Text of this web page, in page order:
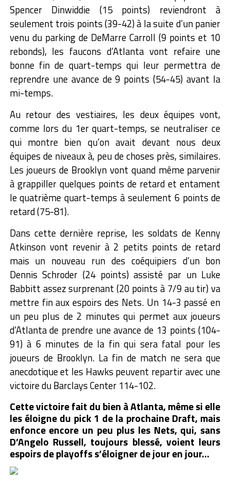
Spencer Dinwiddie (15 points) reviendront à
seulement trois points (39-42) à la suite d’un panier
venu du parking de DeMarre Carroll (9 points et 10
rebonds), les faucons d’Atlanta vont refaire une
bonne fin de quart-temps qui leur permettra de
reprendre une avance de 9 points (54-45) avant la
mi-temps.
Au retour des vestiaires, les deux équipes vont,
comme lors du 1er quart-temps, se neutraliser ce
qui montre bien qu’on avait devant nous deux
équipes de niveaux à, peu de choses près, similaires.
Les joueurs de Brooklyn vont quand même parvenir
à grappiller quelques points de retard et entament
le quatrième quart-temps à seulement 6 points de
retard (75-81).
Dans cette dernière reprise, les soldats de Kenny
Atkinson vont revenir à 2 petits points de retard
mais un nouveau run des coéquipiers d’un bon
Dennis Schroder (24 points) assisté par un Luke
Babbitt assez surprenant (20 points à 7/9 au tir) va
mettre fin aux espoirs des Nets. Un 14-3 passé en
un peu plus de 2 minutes qui permet aux joueurs
d’Atlanta de prendre une avance de 13 points (104-
91) à 6 minutes de la fin qui sera fatal pour les
joueurs de Brooklyn. La fin de match ne sera que
anecdotique et les Hawks peuvent repartir avec une
victoire du Barclays Center 114-102.
Cette victoire fait du bien à Atlanta, même si elle
les éloigne du pick 1 de la prochaine Draft, mais
enfonce encore un peu plus les Nets, qui, sans
D’Angelo Russell, toujours blessé, voient leurs
espoirs de playoffs s’éloigner de jour en jour…